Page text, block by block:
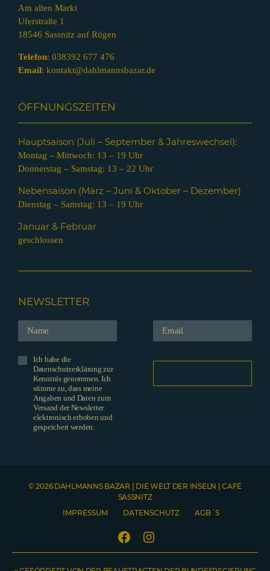
Am alten Markt
Uferstraße 1
18546 Sassnitz auf Rügen
Telefon: 038392 677 476
Email: kontakt@dahlmannsbazar.de
ÖFFNUNGSZEITEN
Hauptsaison (Juli – September & Jahreswechsel):
Montag – Mittwoch: 13 – 19 Uhr
Donnerstag – Samstag: 13 – 22 Uhr
Nebensaison (März – Juni & Oktober – Dezember)
Dienstag – Samstag: 13 – 19 Uhr
Januar & Februar
geschlossen
NEWSLETTER
Ich habe die
Datenschutzerklärung zur
Kenntnis genommen. Ich
stimme zu, dass meine
Angaben und Daten zum
Versand der Newsletter
elektronisch erhoben und
gespeichert werden.
© 2026 DAHLMANNS BAZAR | DIE WELT DER INSELN | CAFÉ
SASSNITZ
IMPRESSUM
DATENSCHUTZ AGB´S
FacebookInstagram